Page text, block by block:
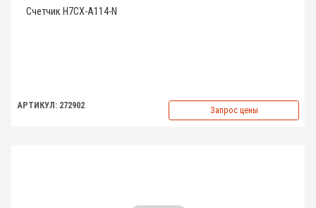
Счетчик H7CX-A114-N
АРТИКУЛ: 272902 Запрос цены